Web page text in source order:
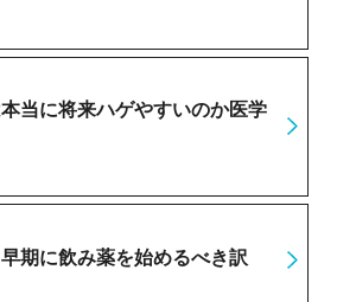
当に将来ハゲやすいのか医学
期に飲み薬を始めるべき訳